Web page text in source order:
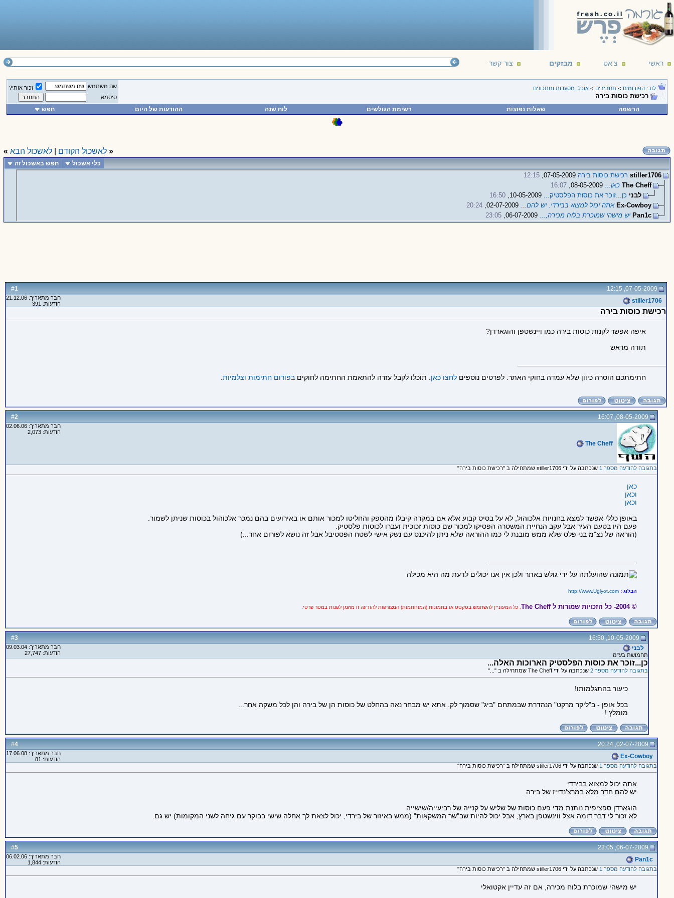
ראשי צ'אט מבזקים צור קשר
לובי הפורומים > תחביבים > אוכל, מסעדות ומתכונים
רכישת כוסות בירה
שם משתמש
זכור אותי?
סיסמא
הרשמה שאלות נפוצות רשימת הגולשים לוח שנה ההודעות של היום חפש
« לאשכול הקודם לאשכול הבא »
כלי אשכול חפש באשכול זה
stiller1706 רכישת כוסות בירה
12:15
The Cheff כאן...08-05-2009,
16:07
לבני כן...זוכר את כוסות הפלסטיק...
16:50
Ex-Cowboy אתה יכול למצוא בבירדי. יש להם...02-07-2009,
20:24
Pan1c יש מישהי שמוכרת בלוח מכירה,...06-07-2009,
23:05
#
1
07-05-2009, 12:15
stiller1706
חבר מתאריך: 21.12.06
הודעות: 391
רכישת כוסות בירה
איפה אפשר לקנות כוסות בירה כמו ויינשטפן והוגארדן?
תודה מראש
חתימתכם הוסרה כיוון שלא עמדה בחוקי האתר. לפרטים נוספים לחצו כאן . תוכלו לקבל עזרה להתאמת החתימה לחוקים בפורום חתימות וצלמיות.
#
2 08-05-2009, 16:07
The Cheff
חבר מתאריך: 02.06.06
הודעות: 2,073
בתגובה להודעה מספר 1 שנכתבה על ידי stiller1706 שמתחילה ב "רכישת כוסות בירה"
כאן
וכאן
וכאן
באופן כללי אפשר למצא בחנויות אלכוהול, לא על בסיס קבוע אלא אם במקרה קיבלו מהספק והחליטו למכור אותם או באירועים בהם נמכר אלכוהול בכוסות שניתן לשמור.
פעם היו בטעם העיר אבל עקב הנחיית המשטרה הפסיקו למכור שם כוסות זכוכית ועברו לכוסות פלסטיק.
(הוראה של נצ"מ בני פלס שלא ממש מובנת לי כמו ההוראה שלא ניתן להיכנס עם נשק אישי לשטח הפסטיבל אבל זה נושא לפורום אחר...)
הבלוג : http://www.Ugiyot.com
© 2004- כל הזכויות שמורות ל The Cheff , כל המעוניין להשתמש בטקסט או בתמונות (המוחתמות) המצורפות להודעה זו מוזמן לפנות במסר פרטי.
#
3
10-05-2009, 16:50
לבני
תחמושת בע"מ
חבר מתאריך: 09.03.04
הודעות: 27,747
כן...זוכר את כוסות הפלסטיק הארוכות האלה...
בתגובה להודעה מספר 2 שנכתבה על ידי The Cheff שמתחילה ב "..."
כיעור בהתגלמותו!
בכל אופן - ב"ליקר מרקט" הנהדרת שבמתחם "ביג" שסמוך לק. אתא יש מבחר נאה בהחלט של כוסות הן של בירה והן לכל משקה אחר...
מומלץ !
#
4
02-07-2009, 20:24
Ex-Cowboy
חבר מתאריך: 17.06.08
הודעות: 81
בתגובה להודעה מספר 1
שנכתבה על ידי stiller1706 שמתחילה ב "רכישת כוסות בירה"
אתה יכול למצוא בבירדי.
יש להם חדר מלא במרצ'נדייז של בירה.
הוגארדן ספציפית נותנת מדי פעם כוסות של שליש על קנייה של רביעייה/שישייה
לא זכור לי דבר דומה אצל ווינשטפן בארץ, אבל יכול להיות שב"שר המשקאות" (ממש באיזור של בירדי, יכול לצאת לך אחלה שישי בבוקר עם גיחה לשני המקומות) יש גם.
#
5
06-07-2009, 23:05
Pan1c
חבר מתאריך: 06.02.06
הודעות: 1,844
בתגובה להודעה מספר 1
שנכתבה על ידי stiller1706 שמתחילה ב "רכישת כוסות בירה"
יש מישהי שמוכרת בלוח מכירה, אם זה עדיין אקטואלי